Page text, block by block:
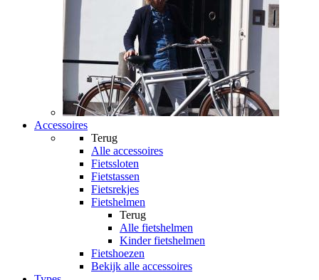
Accessoires
Terug
Alle accessoires
Fietssloten
Fietstassen
Fietsrekjes
Fietshelmen
Terug
Alle fietshelmen
Kinder fietshelmen
Fietshoezen
Bekijk alle accessoires